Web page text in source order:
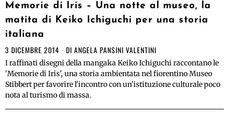
Memorie di Iris – Una notte al museo, la
matita di Keiko Ichiguchi per una storia
italiana
3 DICEMBRE 2014 DI ANGELA PANSINI VALENTINI
I raffinati disegni della mangaka Keiko Ichiguchi raccontano le
'Memorie di Iris', una storia ambientata nel fiorentino Museo
Stibbert per favorire l'incontro con un'istituzione culturale poco
nota al turismo di massa.